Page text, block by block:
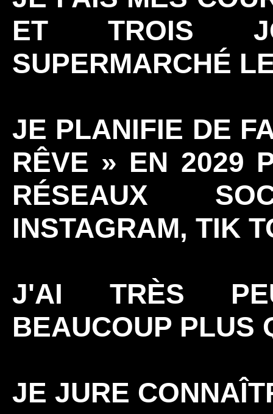
ET TROIS
SUPERMARCHÉ
JE PLANIFIE DE
RÊVE » EN 2029
RÉSEAUX
INSTAGRAM, TIK
J'AI TRÈS
BEAUCOUP PLUS
JE JURE